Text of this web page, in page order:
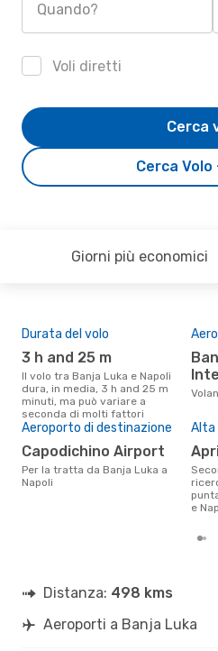
Quando?
Voli diretti
Cerca Volo
Cerca
Giorni più economici
Durata del volo
3 h and 25 m
Il volo tra Banja Luka e Napoli
dura, in media, 3 h and 25 m
minuti, ma può variare a
seconda di molti fattori
Banja Luka
Aeroporto di destinazione
Capodichino Airport
Per la tratta da Banja Luka a
Napoli
Alta
Secondo i dati della nostra
e
Distanza: 498 kms
Aeroporti a Banja Luka